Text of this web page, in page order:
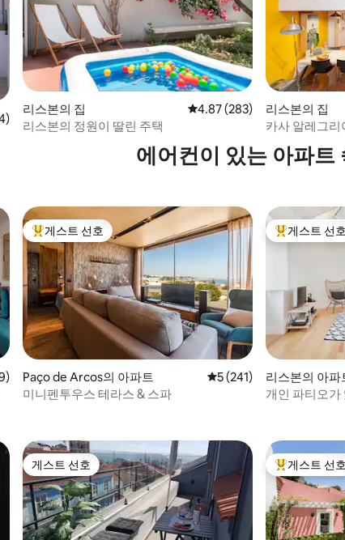
(5점 만점), 후기 114개
리스본의 집 평점 4.87점(5점 만점), 후기
4.87 (283)
리스본의 정원이 딸린 주택
리스본의 집
카사 알레그리
에어컨이 있는 아파트
(5점 만점), 후기 669개
상위 게스트 선호
게스트 선호
Paço de Arcos의 아파트 평점 5점(5점 만점), 후기
5 (241)
미니펜투우스 테라스 & 스파
상위 게스트
게스트 선호
리스본의 아파
개인 파티오가
게스트 선호
게스트 선호 상위 게스트
게스트 선호